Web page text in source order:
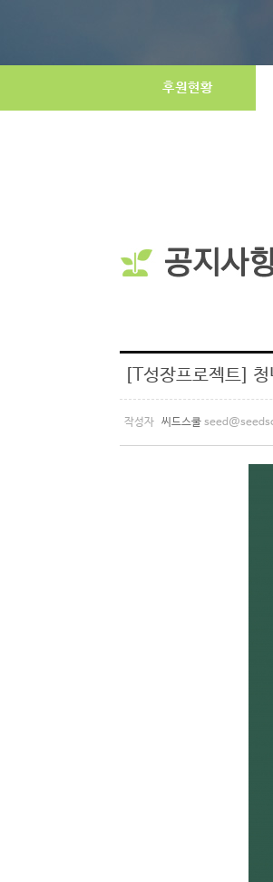
후원현황
[T성장프로젝트]
작성자 씨드스쿨